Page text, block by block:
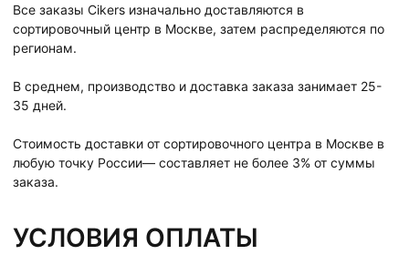
Все заказы Cikers изначально доставляются в
сортировочный центр в Москве, затем распределяются по
регионам.
В среднем, производство и доставка заказа занимает 25-
35 дней.
Стоимость доставки от сортировочного центра в Москве в
любую точку России— составляет не более 3% от суммы
заказа.
УСЛОВИЯ ОПЛАТЫ